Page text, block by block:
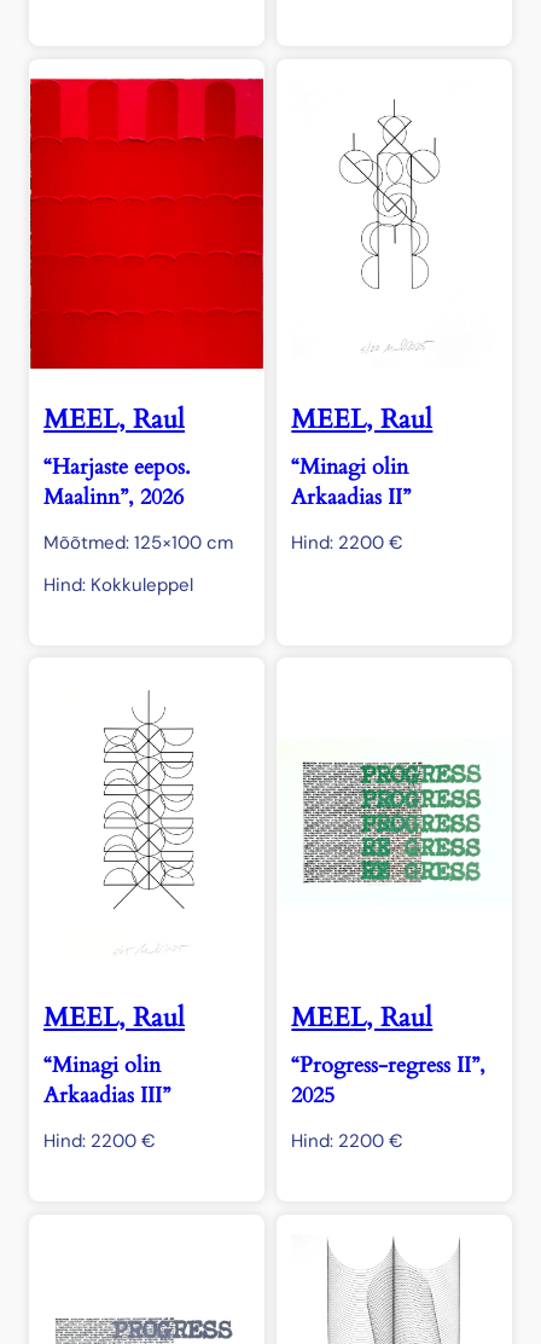
MEEL, Raul
“Harjaste eepos.
Maalinn”, 2026
Mõõtmed: 125×100 cm
Hind: Kokkuleppel
MEEL, Raul
“Minagi olin
Arkaadias II”
Hind: 2200€
MEEL, Raul
“Minagi olin
Arkaadias III”
Hind: 2200 €
MEEL, Raul
“Progress-regress II”,
2025
Hind: 2200€